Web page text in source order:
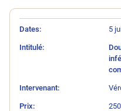
DatesIntitulé Prix
5